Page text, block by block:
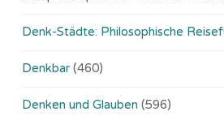
Denk-Städte: Philosophische
Denkbar (460)
Denken und Glauben (596)